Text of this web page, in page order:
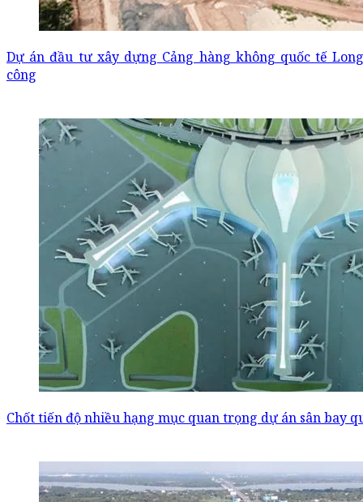
Dự án đầu tư xây dựng Cảng hàng không quốc tế
công
Chốt tiến độ nhiều hạng mục quan trọng dự án sân bay